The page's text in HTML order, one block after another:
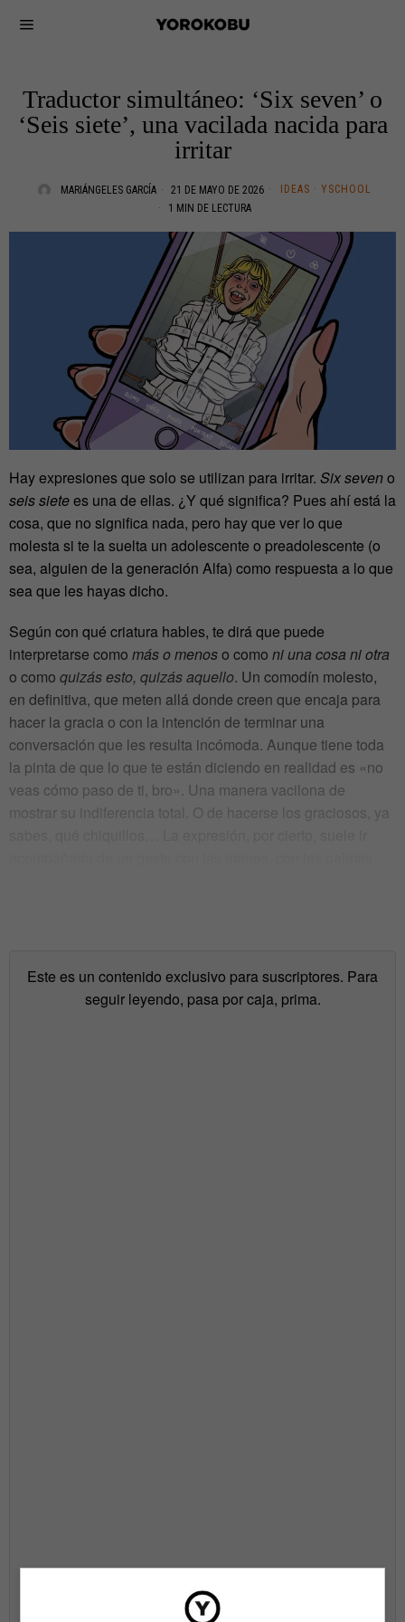
Traductor simultáneo: ‘Six seven’ o
‘Seis siete’, una vacilada nacida para
irritar
MARIÁNGELES GARCÍA 21 DE MAYO DE 2026 IDEAS · YSCHOOL
1 MIN DE LECTURA
Hay expresiones que solo se utilizan para irritar. Six seveno
seis sietees una de ellas. ¿Y qué significa? Pues ahí está la
cosa, que no significa nada, pero hay que ver lo que
molesta si te la suelta un adolescente o preadolescente (o
sea, alguien de la generación Alfa) como respuesta a lo que
sea que les hayas dicho.
Según con qué criatura hables, te dirá que puede
interpretarse como más o menoso como ni una cosa ni otra
o como quizás esto, quizás aquello. Un comodín molesto,
en definitiva, que meten allá donde creen que encaja para
hacer la gracia o con la intención de terminar una
conversación que les resulta incómoda. Aunque tiene toda
la pinta de que lo que te están diciendo en realidad es «no
veas cómo paso de ti, bro». Una manera vacilona de
mostrar su indiferencia total. O de hacerse los graciosos, ya
Este es un contenido exclusivo para suscriptores. Para
seguir leyendo, pasa por caja, prima.